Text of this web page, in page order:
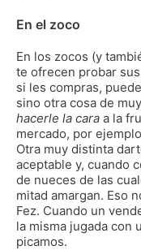
En el zoco
En los zocos (y
te ofrecen probar
si les compras,
sino otra cosa de
hacerle la cara a la
mercado, por
Otra muy distinta
aceptable y, cuando
de nueces de las
mitad amargan. Eso
Fez. Cuando un
la misma jugada con
picamos.